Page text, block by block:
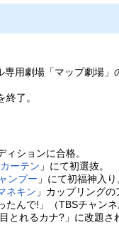
用劇場「マップ劇場
了。
ションに合格。
ーテン 」にて初選抜。
ンプー 」にて初福神入り
ネキン 」カップリング
んで!」（TBSチャン
れるカナ?」に改題さ